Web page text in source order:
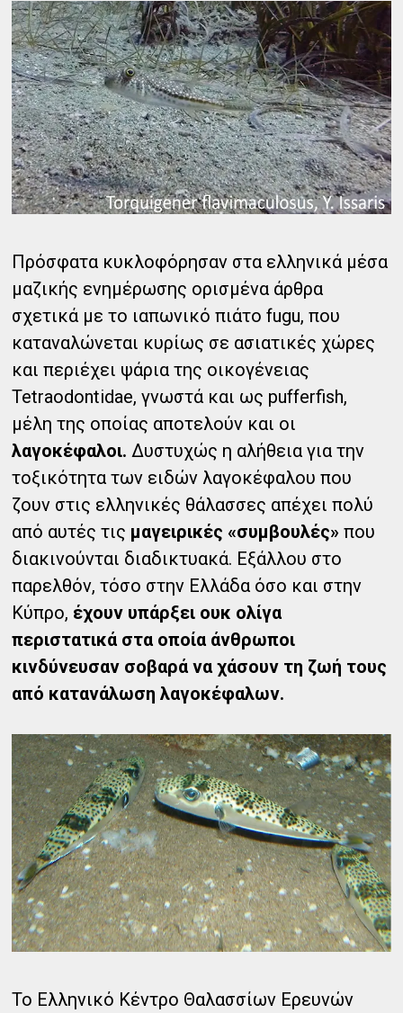
Πρόσφατα κυκλοφόρησαν στα ελληνικά μέσα
μαζικής ενημέρωσης ορισμένα άρθρα
σχετικά με το ιαπωνικό πιάτο fugu, που
καταναλώνεται κυρίως σε ασιατικές χώρες
και περιέχει ψάρια της οικογένειας
Tetraodontidae, γνωστά και ως pufferfish,
μέλη της οποίας αποτελούν και οι
λαγοκέφαλοι. Δυστυχώς η αλήθεια για την
τοξικότητα των ειδών λαγοκέφαλου που
ζουν στις ελληνικές θάλασσες απέχει πολύ
από αυτές τις μαγειρικές «συμβουλές» που
διακινούνται διαδικτυακά. Εξάλλου στο
παρελθόν, τόσο στην Ελλάδα όσο και στην
Κύπρο, έχουν υπάρξει ουκ ολίγα
περιστατικά στα οποία άνθρωποι
κινδύνευσαν σοβαρά να χάσουν τη ζωή τους
από κατανάλωση λαγοκέφαλων.
Το Ελληνικό Κέντρο Θαλασσίων Ερευνών